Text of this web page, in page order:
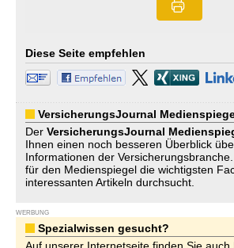
Diese Seite empfehlen
VersicherungsJournal
Der VersicherungsJournal
Ihnen einen noch besseren Überblick
Informationen der
für den Medienspiegel die wichtigsten
interessanten Artikeln durchsucht.
WERBUNG
Spezialwissen gesucht?